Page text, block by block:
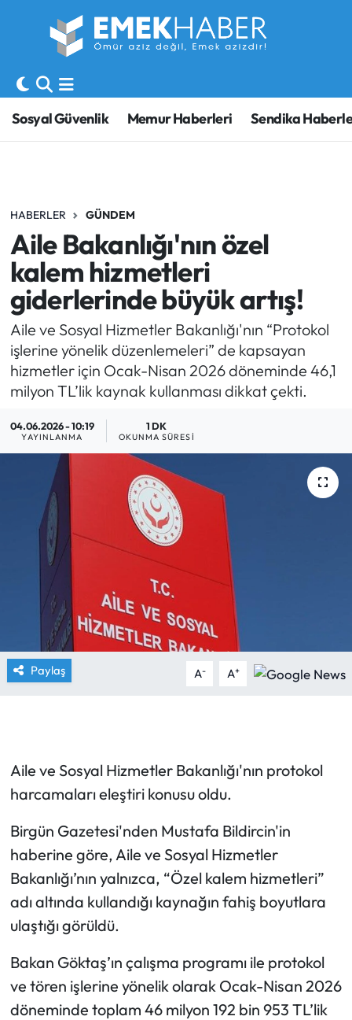
Sosyal Güvenlik Memur Haberleri Sendika
HABERLER GÜNDEM
Aile Bakanlığı'nın özel
kalem hizmetleri
giderlerinde büyük artış!
Aile ve Sosyal Hizmetler Bakanlığı'nın “Protokol
işlerine yönelik düzenlemeleri” de kapsayan
hizmetler için Ocak-Nisan 2026 döneminde 46,1
milyon TL’lik kaynak kullanması dikkat çekti.
04.06.2026 - 10:19
YAYINLANMA
1 DK
OKUNMA SÜRESI
Paylaş A- A+
Aile ve Sosyal Hizmetler Bakanlığı'nın protokol
harcamaları eleştiri konusu oldu.
Birgün Gazetesi'nden Mustafa Bildircin'in
haberine göre, Aile ve Sosyal Hizmetler
Bakanlığı’nın yalnızca, “Özel kalem hizmetleri”
adı altında kullandığı kaynağın fahiş boyutlara
ulaştığı görüldü.
Bakan Göktaş’ın çalışma programı ile protokol
ve tören işlerine yönelik olarak Ocak-Nisan 2026
döneminde toplam 46 milyon 192 bin 953 TL’lik
Sosyal Güvenlik
Sendika
SORU-CEVAP
Memur
Emekli
İşveren
İş Fırsatları
Yargı Kararları
Araştırma-Rapor
Hava Durumu
Trafik Durumu
Süper Lig Puan Durumu ve Fikstür
Son Dakika Haberleri
Haber Arşivi